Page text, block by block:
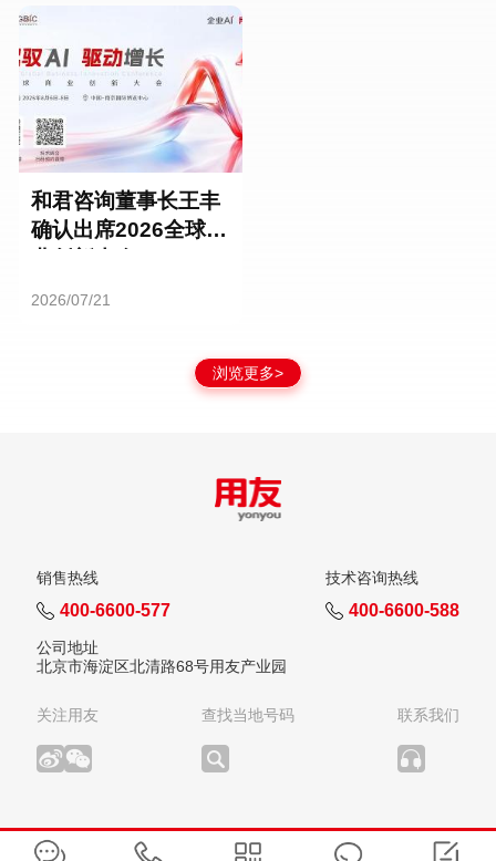
和君咨询董事长王丰
确认出席2026全球商
2026/07/21
浏览更多>
销售热线
400-6600-577
技术咨询热线
400-6600-588
公司地址
北京市海淀区北清路68号用友产业园
关注用友 查找当地号码 联系我们
版权所有：用友网络科技股份有限公司